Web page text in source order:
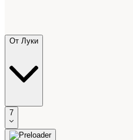
От Луки
7